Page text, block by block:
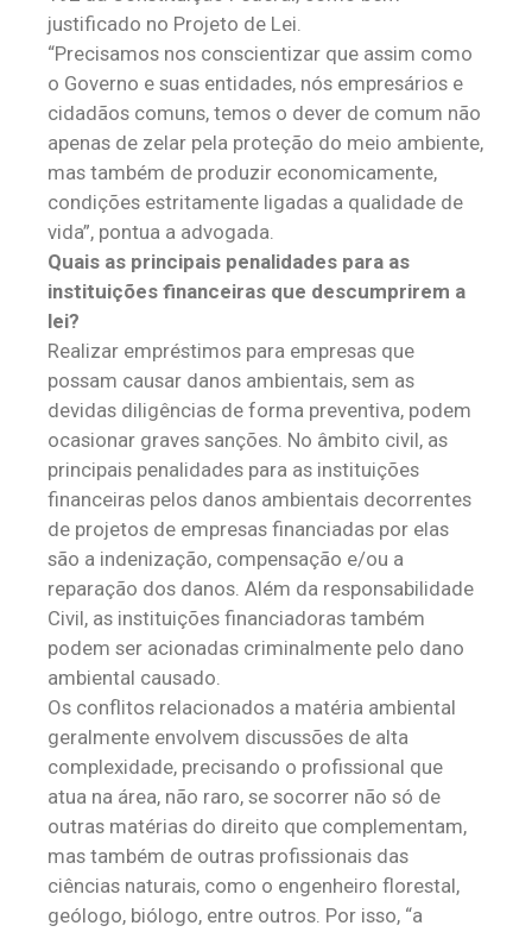
justificado no Projeto de Lei.
“Precisamos nos conscientizar que assim como
o Governo e suas entidades, nós empresários e
cidadãos comuns, temos o dever de comum não
apenas de zelar pela proteção do meio ambiente,
mas também de produzir economicamente,
condições estritamente ligadas a qualidade de
vida”, pontua a advogada.
Quais as principais penalidades para as
instituições financeiras que descumprirem a
lei?
Realizar empréstimos para empresas que
possam causar danos ambientais, sem as
devidas diligências de forma preventiva, podem
ocasionar graves sanções. No âmbito civil, as
principais penalidades para as instituições
financeiras pelos danos ambientais decorrentes
de projetos de empresas financiadas por elas
são a indenização, compensação e/ou a
reparação dos danos. Além da responsabilidade
Civil, as instituições financiadoras também
podem ser acionadas criminalmente pelo dano
ambiental causado.
Os conflitos relacionados a matéria ambiental
geralmente envolvem discussões de alta
complexidade, precisando o profissional que
atua na área, não raro, se socorrer não só de
outras matérias do direito que complementam,
mas também de outras profissionais das
ciências naturais, como o engenheiro florestal,
geólogo, biólogo, entre outros. Por isso, “a